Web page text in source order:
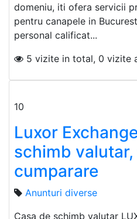
domeniu, iti ofera servicii
pentru canapele in
personal calificat...
5 vizite in total, 0 vizite
10
Luxor
schimb valutar,
cumparare
Anunturi diverse
Casa de schimb valutar